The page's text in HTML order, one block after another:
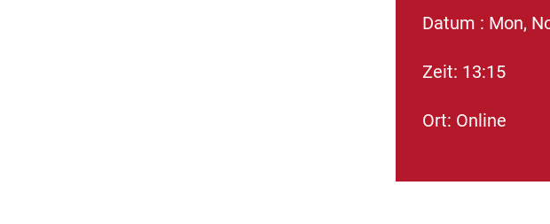
Datum : Mon,
Zeit: 13:15
Ort: Online